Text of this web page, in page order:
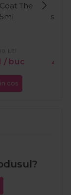
The
/ buc
LEI
cos